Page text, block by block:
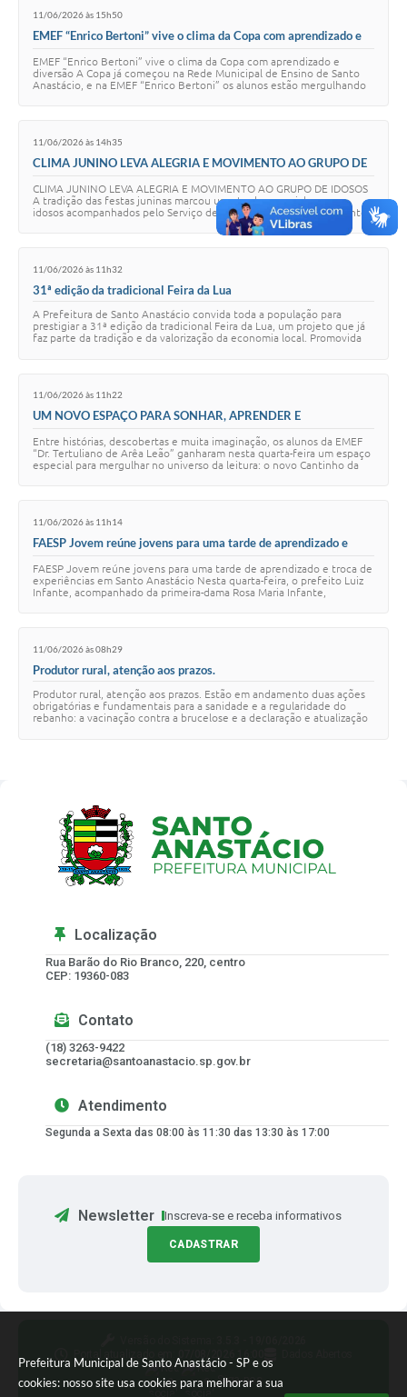
Prefeitura Municipal de Santo Anastácio - SP e os
cookies: nosso site usa cookies para melhorar a sua
11/06/2026 às 15h50
EMEF “Enrico Bertoni” vive o clima da Copa com aprendizado e
EMEF “Enrico Bertoni” vive o clima da Copa com aprendizado e
diversão A Copa já começou na Rede Municipal de Ensino de Santo
Anastácio, e na EMEF “Enrico Bertoni” os alunos estão mergulhando
11/06/2026 às 14h35
CLIMA JUNINO LEVA ALEGRIA E MOVIMENTO AO GRUPO DE
CLIMA JUNINO LEVA ALEGRIA E MOVIMENTO AO GRUPO DE IDOSOS
A tradição das festas juninas marcou uma tarde especial para os
idosos acompanhados pelo Serviço de Convivência e Fortalecimento
11/06/2026 às 11h32
31ª edição da tradicional Feira da Lua
A Prefeitura de Santo Anastácio convida toda a população para
prestigiar a 31ª edição da tradicional Feira da Lua, um projeto que já
faz parte da tradição e da valorização da economia local. Promovida
11/06/2026 às 11h22
UM NOVO ESPAÇO PARA SONHAR, APRENDER E
Entre histórias, descobertas e muita imaginação, os alunos da EMEF
“Dr. Tertuliano de Arêa Leão” ganharam nesta quarta-feira um espaço
especial para mergulhar no universo da leitura: o novo Cantinho da
11/06/2026 às 11h14
FAESP Jovem reúne jovens para uma tarde de aprendizado e
FAESP Jovem reúne jovens para uma tarde de aprendizado e troca de
experiências em Santo Anastácio Nesta quarta-feira, o prefeito Luiz
Infante, acompanhado da primeira-dama Rosa Maria Infante,
11/06/2026 às 08h29
Produtor rural, atenção aos prazos.
Produtor rural, atenção aos prazos. Estão em andamento duas ações
obrigatórias e fundamentais para a sanidade e a regularidade do
rebanho: a vacinação contra a brucelose e a declaração e atualização
Localização
Rua Barão do Rio Branco, 220, centro
CEP: 19360-083
Contato
(18) 3263-9422
secretaria@santoanastacio.sp.gov.br
Atendimento
Segunda a Sexta das 08:00 às 11:30 das 13:30 às 17:00
Newsletter Inscreva-se e receba informativos
CADASTRAR
Siga-nos